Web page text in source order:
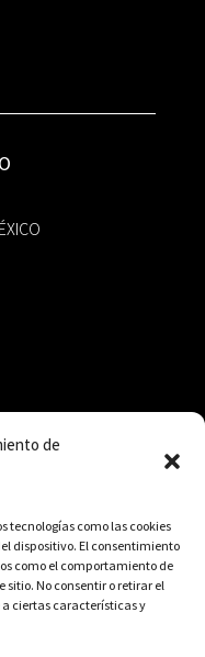
de
tecnologías como las cookies
dispositivo. El consentimiento
como el comportamiento de
No consentir o retirar el
ciertas características y